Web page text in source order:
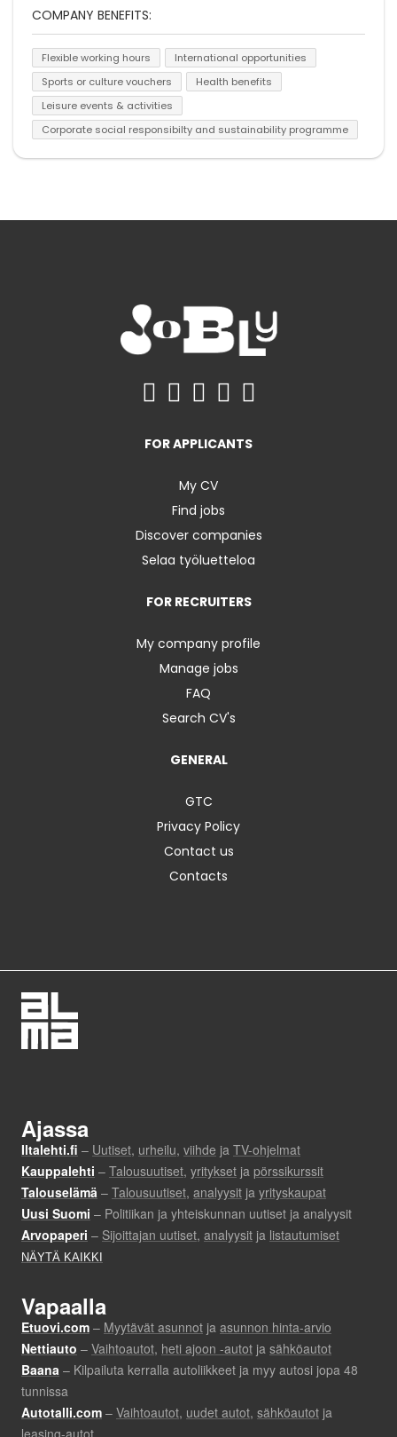
COMPANY BENEFITS:
Flexible working hours
International opportunities
Sports or culture vouchers
Health benefits
Leisure events & activities
Corporate social responsibilty and sustainability programme
FOR APPLICANTS
My CV
Find jobs
Discover companies
Selaa työluetteloa
FOR RECRUITERS
My company profile
Manage jobs
FAQ
Search CV's
GENERAL
GTC
Privacy Policy
Contact us
Contacts